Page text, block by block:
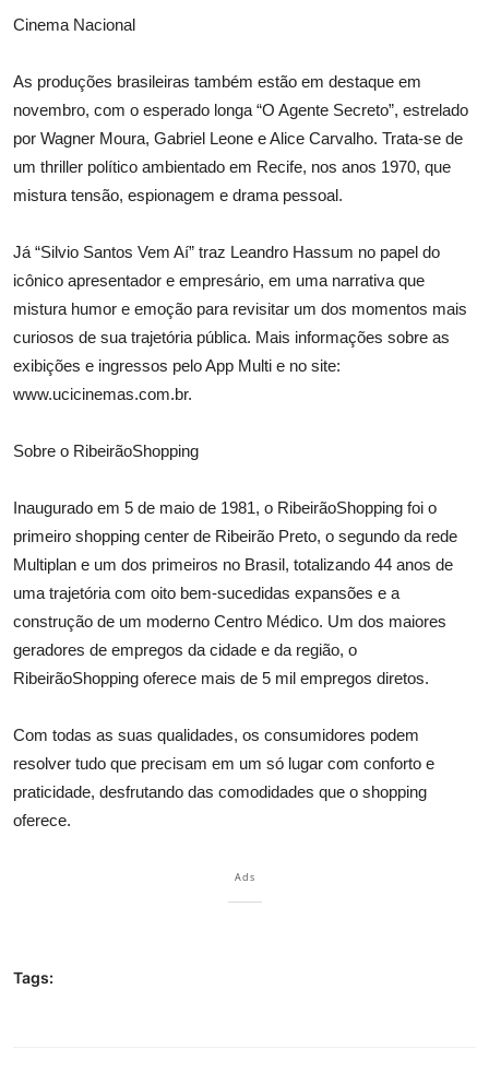
Cinema Nacional
As produções brasileiras também estão em destaque em
novembro, com o esperado longa “O Agente Secreto”, estrelado
por Wagner Moura, Gabriel Leone e Alice Carvalho. Trata-se de
um thriller político ambientado em Recife, nos anos 1970, que
mistura tensão, espionagem e drama pessoal.
Já “Silvio Santos Vem Aí” traz Leandro Hassum no papel do
icônico apresentador e empresário, em uma narrativa que
mistura humor e emoção para revisitar um dos momentos mais
curiosos de sua trajetória pública. Mais informações sobre as
exibições e ingressos pelo App Multi e no site:
www.ucicinemas.com.br.
Sobre o RibeirãoShopping
Inaugurado em 5 de maio de 1981, o RibeirãoShopping foi o
primeiro shopping center de Ribeirão Preto, o segundo da rede
Multiplan e um dos primeiros no Brasil, totalizando 44 anos de
uma trajetória com oito bem-sucedidas expansões e a
construção de um moderno Centro Médico. Um dos maiores
geradores de empregos da cidade e da região, o
RibeirãoShopping oferece mais de 5 mil empregos diretos.
Com todas as suas qualidades, os consumidores podem
resolver tudo que precisam em um só lugar com conforto e
praticidade, desfrutando das comodidades que o shopping
oferece.
Ads
Tags: